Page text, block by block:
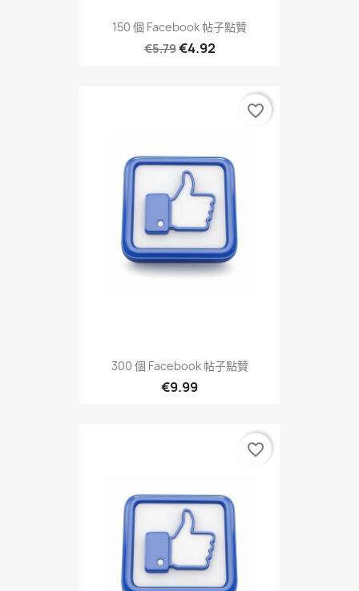
150 個 Facebook 帖子點贊
€5.79€4.92
300 個 Facebook 帖子點贊
€9.99
favorite_border
favorite_border